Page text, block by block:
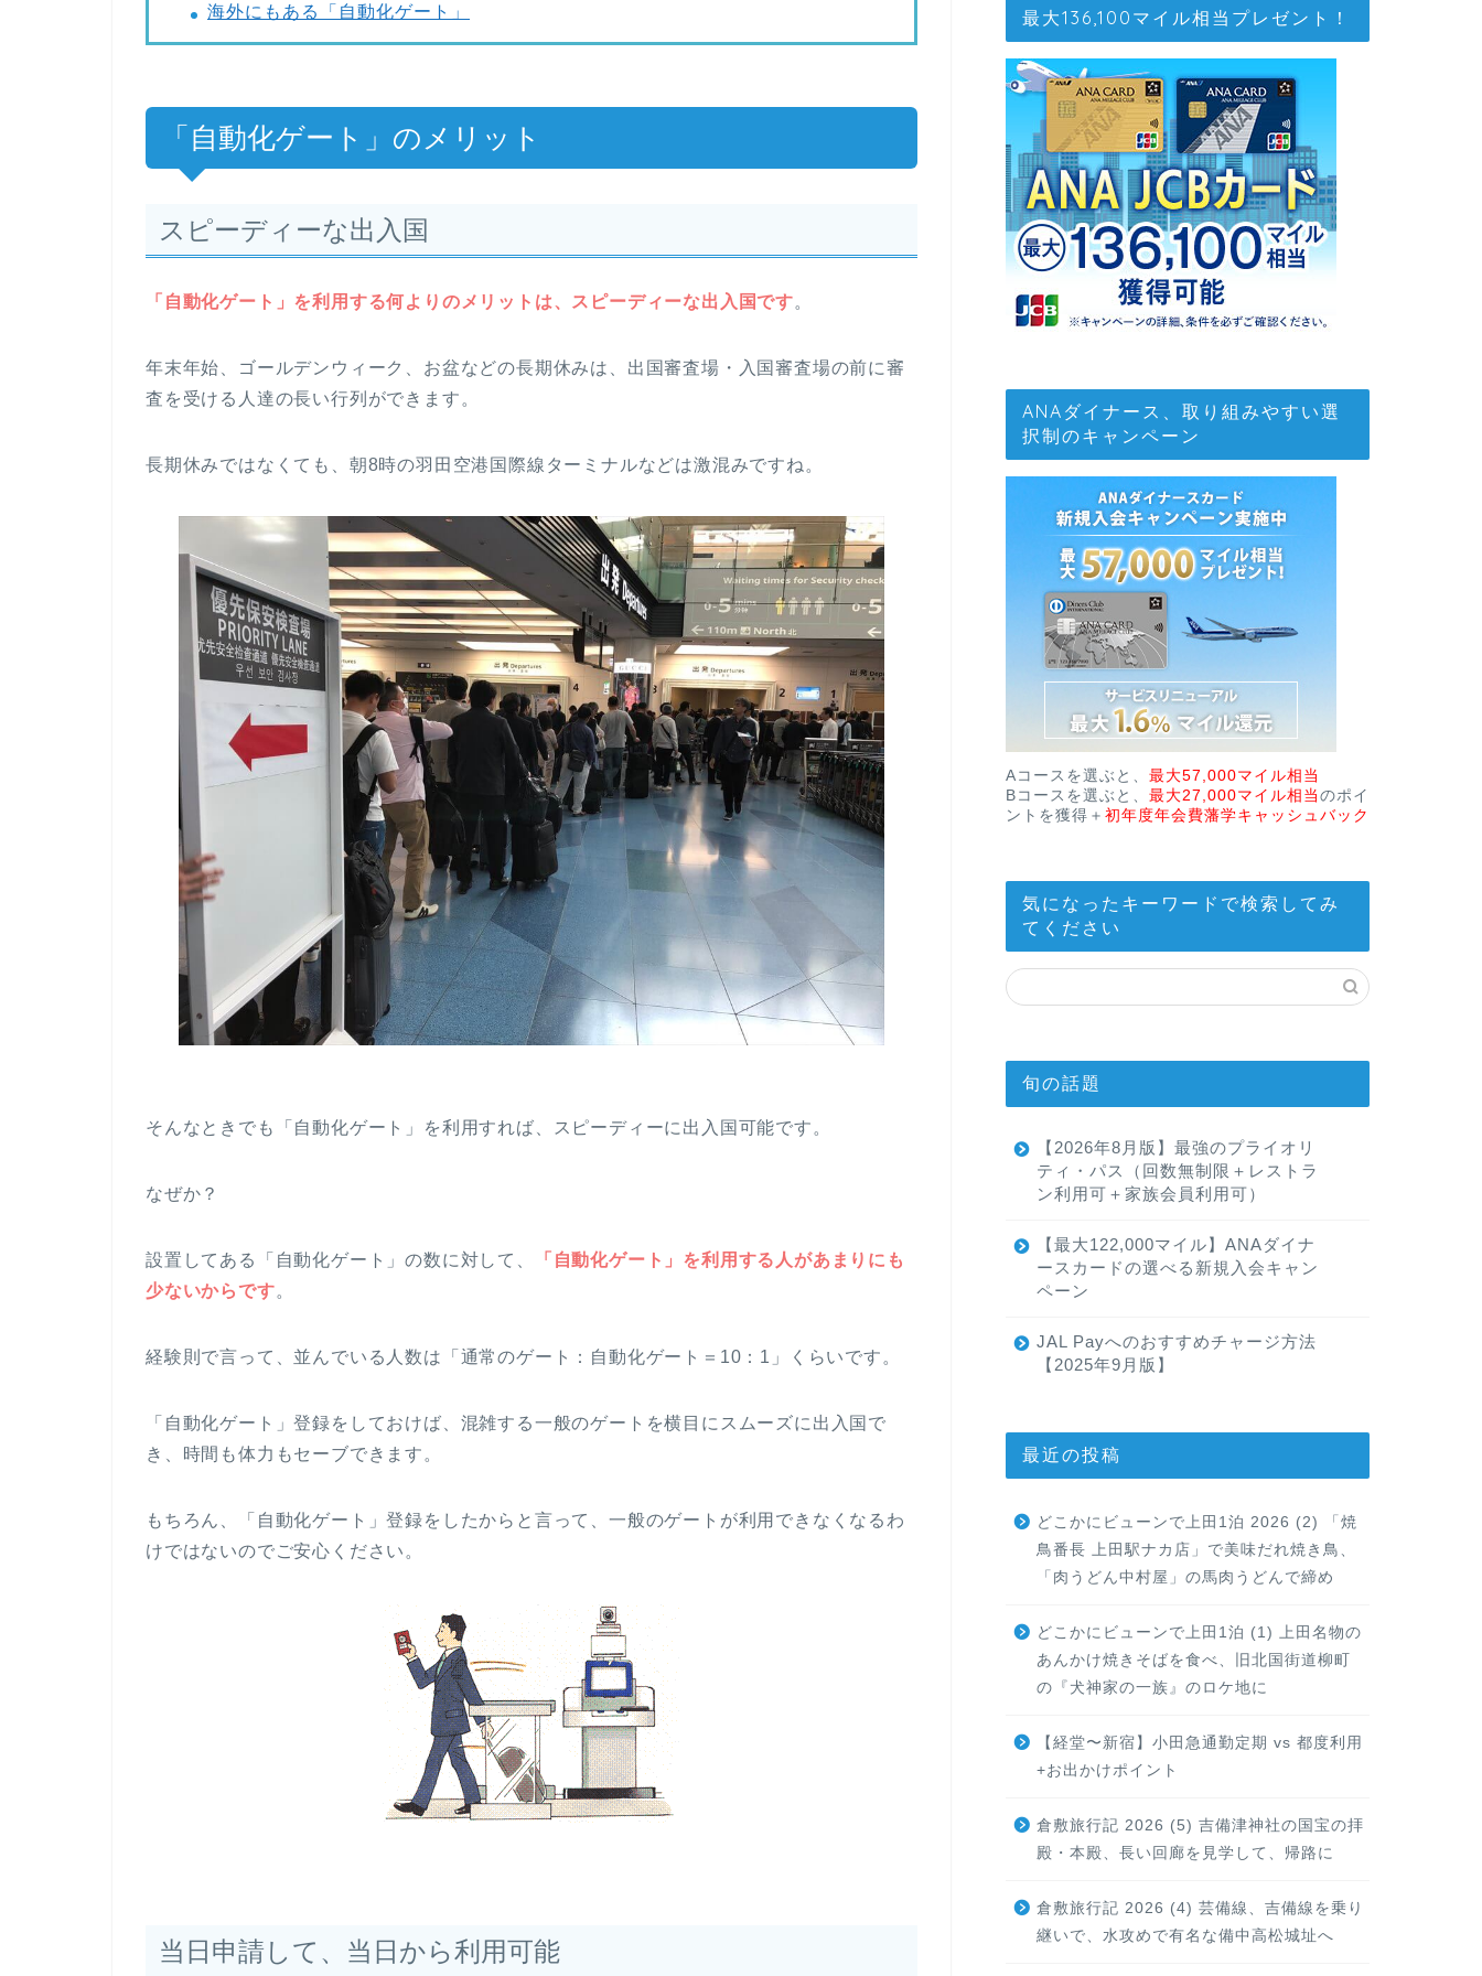
海外にもある「自動化ゲート」
「自動化ゲート」のメリット
スピーディーな出入国
「自動化ゲート」を利用する何よりのメリットは、スピーディーな出入国です。
年末年始、ゴールデンウィーク、お盆などの長期休みは、出国審査場・入国審査場の前に審
査を受ける人達の長い行列ができます。
長期休みではなくても、朝8時の羽田空港国際線ターミナルなどは激混みですね。
そんなときでも「自動化ゲート」を利用すれば、スピーディーに出入国可能です。
なぜか？
設置してある「自動化ゲート」の数に対して、
「自動化ゲート」を利用する人があまりにも
少ないからです。
経験則で言って、並んでいる人数は「通常のゲート：自動化ゲート＝10：1」くらいです。
「自動化ゲート」登録をしておけば、混雑する一般のゲートを横目にスムーズに出入国で
き、時間も体力もセーブできます。
もちろん、「自動化ゲート」登録をしたからと言って、一般のゲートが利用できなくなるわ
けではないのでご安心ください。
当日申請して、当日から利用可能
最大136,100マイル相当プレゼント！
ANAダイナース、取り組みやすい選
択制のキャンペーン
Aコースを選ぶと、 最大57,000マイル相当
Bコースを選ぶと、 最大27,000マイル相当 のポイ
ントを獲得＋ 初年度年会費藩学キャッシュバック
気になったキーワードで検索してみ
てください
旬の話題
【2026年8月版】最強のプライオリ
ティ・パス（回数無制限＋レストラ
ン利用可＋家族会員利用可）
【最大122,000マイル】ANAダイナ
ースカードの選べる新規入会キャン
ペーン
JAL Payへのおすすめチャージ方法
【2025年9月版】
最近の投稿
どこかにビューンで上田1泊 2026 (2) 「焼
鳥番長 上田駅ナカ店」で美味だれ焼き鳥、
「肉うどん中村屋」の馬肉うどんで締め
どこかにビューンで上田1泊 (1) 上田名物の
あんかけ焼きそばを食べ、旧北国街道柳町
の『犬神家の一族』のロケ地に
【経堂〜新宿】小田急通勤定期 vs 都度利用
+お出かけポイント
倉敷旅行記 2026 (5) 吉備津神社の国宝の拝
殿・本殿、長い回廊を見学して、帰路に
倉敷旅行記 2026 (4) 芸備線、吉備線を乗り
継いで、水攻めで有名な備中高松城址へ